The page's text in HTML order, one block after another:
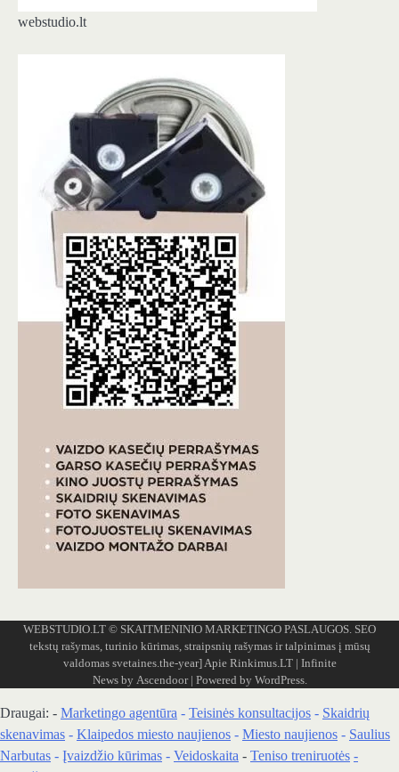
webstudio.lt
WEBSTUDIO.LT © SKAITMENINIO MARKETINGO PASLAUGOS. SEO
tekstų rašymas, turinio kūrimas, straipsnių rašymas ir talpinimas į mūsų
valdomas svetaines.the-year]Apie Rinkimus.LT| Infinite
News by Ascendoor| Powered by WordPress.
Draugai: - Marketingo agentūra - Teisinės konsultacijos - Skaidrių
skenavimas - Klaipedos miesto naujienos - Miesto naujienos - Saulius
Narbutas - Įvaizdžio kūrimas - Veidoskaita - Teniso treniruotės -